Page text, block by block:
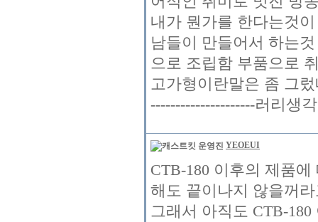
내가 뭔가를 한다는것
남들이 만들어서 하는
으로 조립함 부품으로
고가형이란말은 좀 그
---------------------러리생
YEOEUI
CTB-180 이후의 제품
해도 끝이나지 않을꺼
그래서 아직도 CTB-